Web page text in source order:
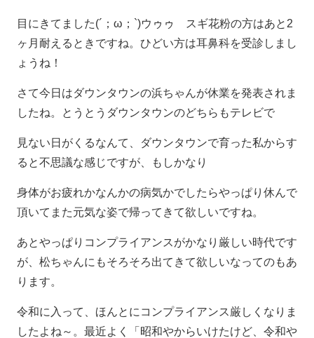
目にきてました(´；ω；`)ウゥゥ スギ花粉の方はあと2
ヶ月耐えるときですね。ひどい方は耳鼻科を受診しまし
ょうね！
さて今日はダウンタウンの浜ちゃんが休業を発表されま
したね。とうとうダウンタウンのどちらもテレビで
見ない日がくるなんて、ダウンタウンで育った私からす
ると不思議な感じですが、もしかなり
身体がお疲れかなんかの病気かでしたらやっぱり休んで
頂いてまた元気な姿で帰ってきて欲しいですね。
あとやっぱりコンプライアンスがかなり厳しい時代です
が、松ちゃんにもそろそろ出てきて欲しいなってのもあ
ります。
令和に入って、ほんとにコンプライアンス厳しくなりま
したよね～。最近よく「昭和やからいけたけど、令和や